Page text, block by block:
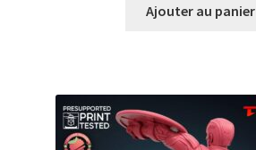
Ajouter au panier